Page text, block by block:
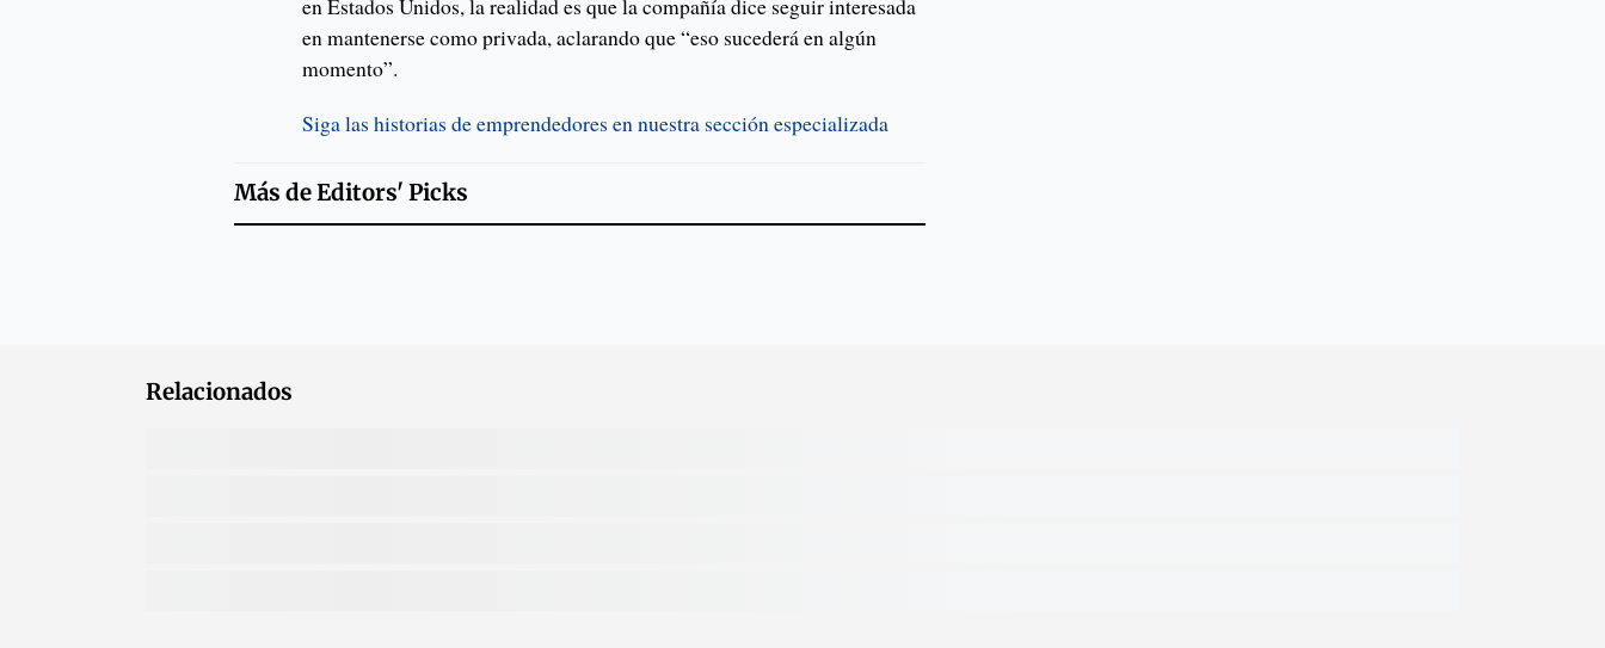
en Estados Unidos, la realidad es que la compañía dice seguir interesada
en mantenerse como privada, aclarando que “eso sucederá en algún
momento”.
Siga las historias de emprendedores en nuestra sección especializada
Más deEditors' Picks
Relacionados